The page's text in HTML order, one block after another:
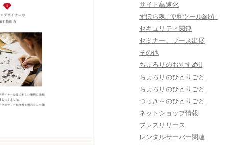
サイト高速化
ずぼら魂 -便利ツール紹介-
セキュリティ関連
セミナー、ブース出展
その他
ちょろりのおすすめ!!
ちょろりのひとりごと
ちょろりのひとりごと
つっき～のひとりごと
ネットショップ情報
プレスリリース
レンタルサーバー関連